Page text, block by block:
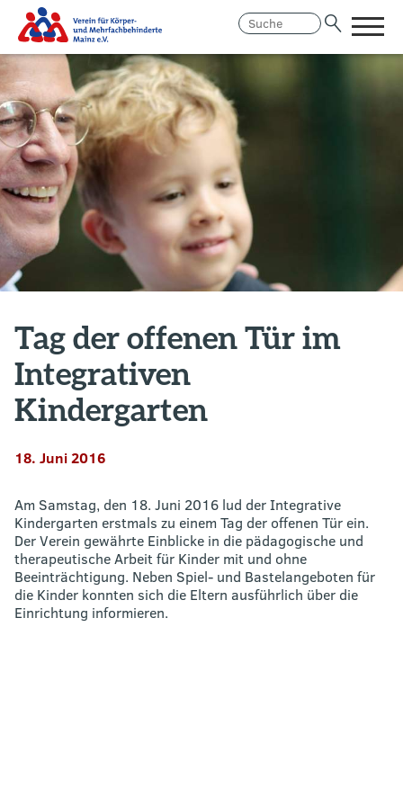
Hauptregion
der
Seite
anspringen
Link
Homepage
Menü
Tag der offenen Tür im
Integrativen
Kindergarten
18. Juni 2016
Am Samstag, den 18. Juni 2016 lud der Integrative
Kindergarten erstmals zu einem Tag der offenen Tür ein.
Der Verein gewährte Einblicke in die pädagogische und
therapeutische Arbeit für Kinder mit und ohne
Beeinträchtigung. Neben Spiel- und Bastelangeboten für
die Kinder konnten sich die Eltern ausführlich über die
Einrichtung informieren.